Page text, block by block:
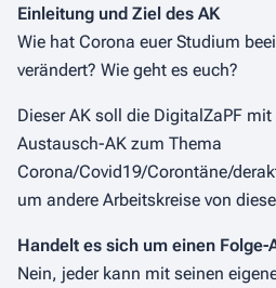
Einleitung und Ziel des AK
Wie hat Corona euer Studium
verändert? Wie geht es euch?
Dieser AK soll die DigitalZaPF
Austausch-AK zum Thema
Corona/Covid19/Corontäne/
um andere Arbeitskreise von
Handelt es sich um einen Folge-
Nein, jeder kann mit seinen